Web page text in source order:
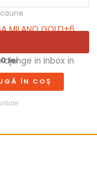
MILANO GOLD+6
lei
ÎN COȘ
in inbox in